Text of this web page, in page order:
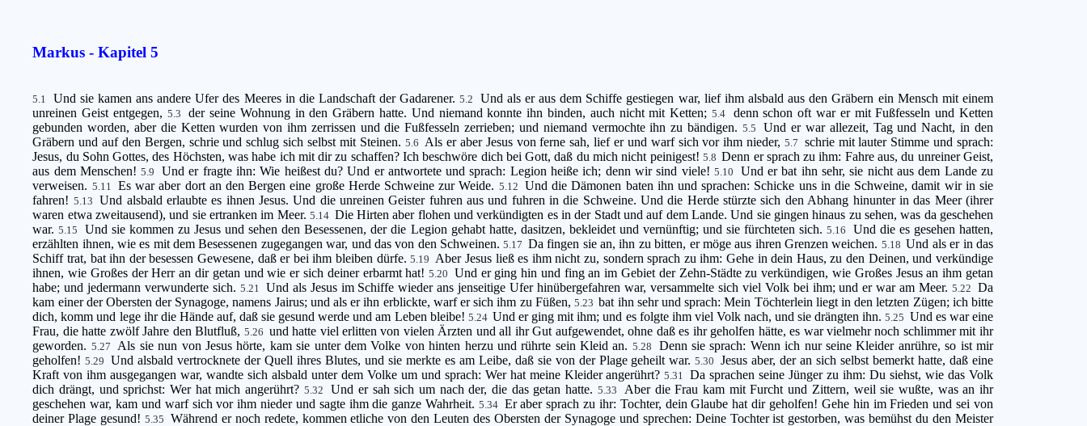
Markus - Kapitel 5
5.1 Und sie kamen ans andere Ufer des Meeres in die Landschaft der Gadarener.5.2
Und als er aus dem Schiffe gestiegen war, lief ihm alsbald aus den Gräbern ein Mensch mit einem
unreinen Geist entgegen, 5.3 der seine Wohnung in den Gräbern hatte. Und niemand konnte ihn binden, auch nicht mit Ketten; 5.4
denn schon oft war er mit Fußfesseln und Ketten
gebunden worden, aber die Ketten wurden von ihm zerrissen und die Fußfesseln zerrieben; und niemand vermochte ihn zu bändigen. 5.5
Und er war allezeit, Tag und Nacht, in den
Gräbern und auf den Bergen, schrie und schlug sich selbst mit Steinen. 5.6 Als er aber Jesus von ferne sah, lief er und warf sich vor ihm nieder, 5.7 schrie mit lauter Stimme und sprach:
Jesus, du Sohn Gottes, des Höchsten, was habe ich mit dir zu schaffen? Ich beschwöre dich bei Gott, daß du mich nicht peinigest! 5.8 Denn er sprach zu ihm: Fahre aus, du unreiner Geist,
aus dem Menschen!5.9 Und er fragte ihn: Wie heißest du? Und er antwortete und sprach: Legion heiße ich; denn wir sind viele!5.10
Und er bat ihn sehr, sie nicht aus dem Lande zu
verweisen. 5.11 Es war aber dort an den Bergen eine große Herde Schweine zur Weide. 5.12 Und die Dämonen baten ihn und sprachen: Schicke uns in die Schweine, damit wir in sie
fahren! 5.13
Und alsbald erlaubte es ihnen Jesus. Und die unreinen Geister fuhren aus und fuhren in die Schweine. Und die Herde stürzte sich den Abhang hinunter in das Meer (ihrer
waren etwa zweitausend), und sie ertranken im Meer. 5.14 Die Hirten aber flohen und verkündigten es in der Stadt und auf dem Lande. Und sie gingen hinaus zu sehen, was da geschehen
war.5.15 Und sie kommen zu Jesus und sehen den Besessenen, der die Legion gehabt hatte, dasitzen, bekleidet und vernünftig; und sie fürchteten sich.5.16
Und die es gesehen hatten,
erzählten ihnen, wie es mit dem Besessenen zugegangen war, und das von den Schweinen.5.17 Da fingen sie an, ihn zu bitten, er möge aus ihren Grenzen weichen. 5.18 Und als er in das
Schiff trat, bat ihn der besessen Gewesene, daß er bei ihm bleiben dürfe.5.19 Aber Jesus ließ es ihm nicht zu, sondern sprach zu ihm: Gehe in dein Haus, zu den Deinen, und verkündige
ihnen, wie Großes der Herr an dir getan und wie er sich deiner erbarmt hat!5.20 Und er ging hin und fing an im Gebiet der Zehn-Städte zu verkündigen, wie Großes Jesus an ihm getan
habe; und jedermann verwunderte sich. 5.21 Und als Jesus im Schiffe wieder ans jenseitige Ufer hinübergefahren war, versammelte sich viel Volk bei ihm; und er war am Meer.5.22 Da
kam einer der Obersten der Synagoge, namens Jairus; und als er ihn erblickte, warf er sich ihm zu Füßen, 5.23 bat ihn sehr und sprach: Mein Töchterlein liegt in den letzten Zügen; ich bitte
dich, komm und lege ihr die Hände auf, daß sie gesund werde und am Leben bleibe! 5.24 Und er ging mit ihm; und es folgte ihm viel Volk nach, und sie drängten ihn.5.25 Und es war eine
Frau, die hatte zwölf Jahre den Blutfluß, 5.26 und hatte viel erlitten von vielen Ärzten und all ihr Gut aufgewendet, ohne daß es ihr geholfen hätte, es war vielmehr noch schlimmer mit ihr
geworden. 5.27 Als sie nun von Jesus hörte, kam sie unter dem Volke von hinten herzu und rührte sein Kleid an. 5.28
Denn sie sprach: Wenn ich nur seine Kleider anrühre, so ist mir
geholfen!5.29 Und alsbald vertrocknete der Quell ihres Blutes, und sie merkte es am Leibe, daß sie von der Plage geheilt war.5.30
Jesus aber, der an sich selbst bemerkt hatte, daß eine
Kraft von ihm ausgegangen war, wandte sich alsbald unter dem Volke um und sprach: Wer hat meine Kleider angerührt?5.31
Da sprachen seine Jünger zu ihm: Du siehst, wie das Volk
dich drängt, und sprichst: Wer hat mich angerührt? 5.32 Und er sah sich um nach der, die das getan hatte. 5.33
Aber die Frau kam mit Furcht und Zittern, weil sie wußte, was an ihr
geschehen war, kam und warf sich vor ihm nieder und sagte ihm die ganze Wahrheit. 5.34 Er aber sprach zu ihr: Tochter, dein Glaube hat dir geholfen! Gehe hin im Frieden und sei von
deiner Plage gesund!5.35 Während er noch redete, kommen etliche von den Leuten des Obersten der Synagoge und sprechen: Deine Tochter ist gestorben, was bemühst du den Meister